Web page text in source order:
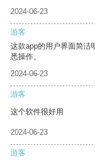
2024-06-23
游客
这款app的用户界面简洁
悉操作。
2024-06-23
游客
这个软件很好用
2024-06-23
游客